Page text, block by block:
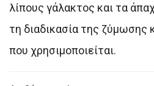
λίπους γάλακτος και τα
τη διαδικασία της ζύμωσης
που χρησιμοποιείται.